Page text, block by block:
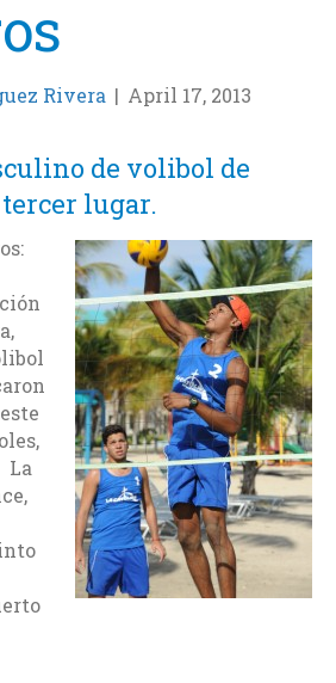
Rivera | April 17, 2013
de volibol de
lugar.
La